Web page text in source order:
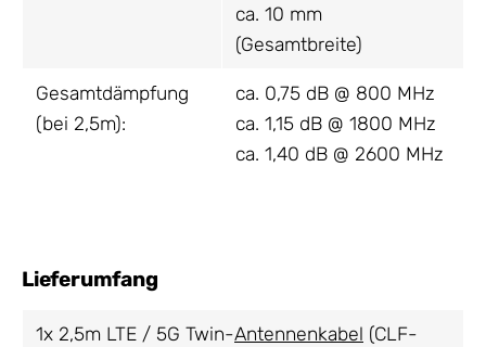
ca. 10 mm
(Gesamtbreite)
Gesamtdämpfung
(bei 2,5m):
ca. 0,75 dB @ 800 MHz
ca. 1,15 dB @ 1800 MHz
ca. 1,40 dB @ 2600 MHz
Lieferumfang
1x 2,5m LTE / 5G Twin-Antennenkabel (CLF-